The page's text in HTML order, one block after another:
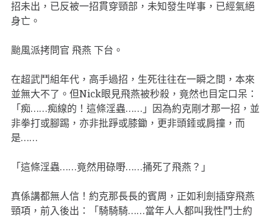
招未出，已反被一招貫穿頸部，未知發生咩事，已經氣絕
身亡。
颱風派拷問官 飛燕 下台。
在超武鬥組年代，高手過招，生死往往在一瞬之間，本來
並無大不了。但Nick眼見飛燕被秒殺，竟然也目定口呆：
「痴……痴線的！這條淫蟲……」因為約克剛才那一招，並
非拳打或腳踢，亦非批踭或膝鋤，更非頭錘或肩撞，而
是……
「這條淫蟲……竟然用碌嘢……捅死了飛燕？」
真係講都無人信！約克那長長的賓周，正如利劍插穿飛燕
頸項，前入後出：「騎騎騎……當年人人都叫我性鬥士約